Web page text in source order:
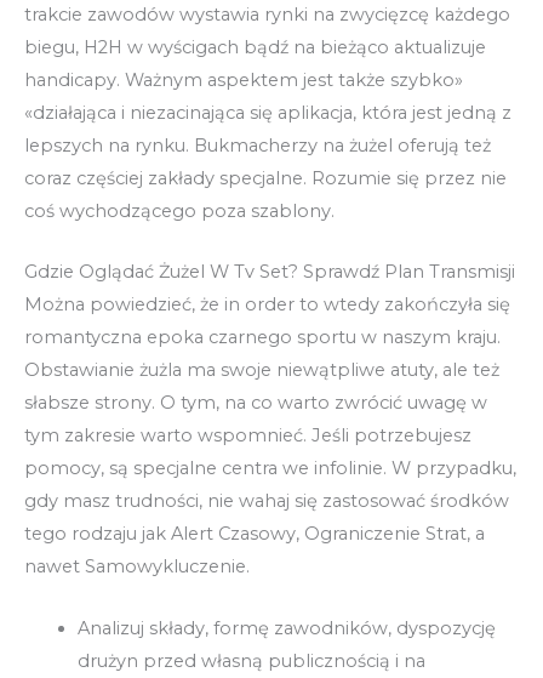
trakcie zawodów wystawia rynki na zwycięzcę każdego
biegu, H2H w wyścigach bądź na bieżąco aktualizuje
handicapy. Ważnym aspektem jest także szybko»
«działająca i niezacinająca się aplikacja, która jest jedną z
lepszych na rynku. Bukmacherzy na żużel oferują też
coraz częściej zakłady specjalne. Rozumie się przez nie
coś wychodzącego poza szablony.
Gdzie Oglądać Żużel W Tv Set? Sprawdź Plan Transmisji
Można powiedzieć, że in order to wtedy zakończyła się
romantyczna epoka czarnego sportu w naszym kraju.
Obstawianie żużla ma swoje niewątpliwe atuty, ale też
słabsze strony. O tym, na co warto zwrócić uwagę w
tym zakresie warto wspomnieć. Jeśli potrzebujesz
pomocy, są specjalne centra we infolinie. W przypadku,
gdy masz trudności, nie wahaj się zastosować środków
tego rodzaju jak Alert Czasowy, Ograniczenie Strat, a
nawet Samowykluczenie.
Analizuj składy, formę zawodników, dyspozycję
drużyn przed własną publicznością i na